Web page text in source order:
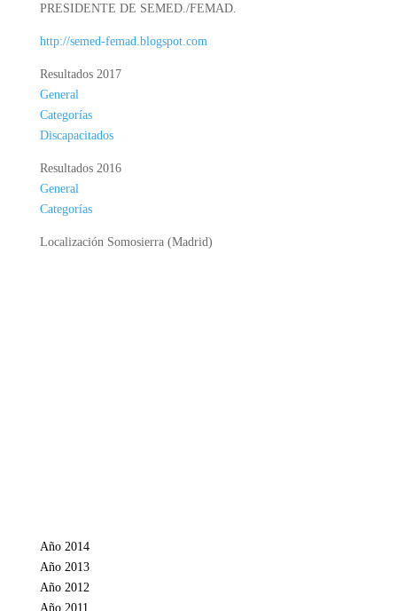
PRESIDENTE DE SEMED./FEMAD.
http://semed-femad.blogspot.com
Resultados 2017
General
Categorías
Discapacitados
Resultados 2016
General
Categorías
Localización Somosierra (Madrid)
Año 2014
Año 2013
Año 2012
Año 2011